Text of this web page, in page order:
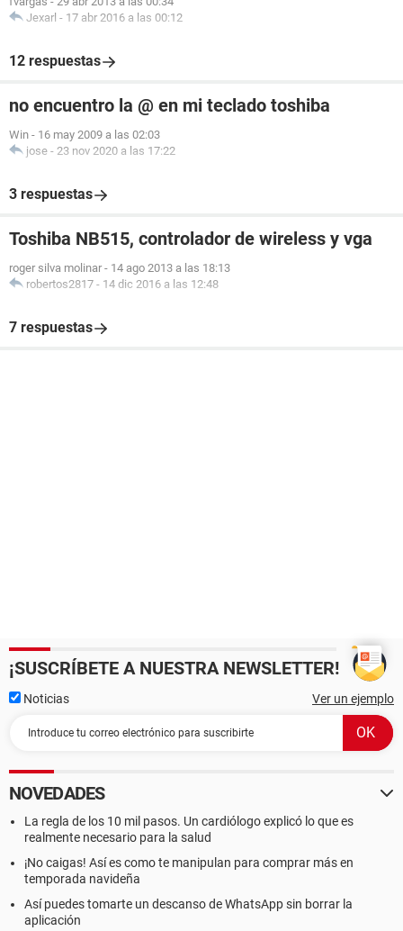
Jexarl - 17 abr 2016 a las 00:12
12 respuestas
no encuentro la @ en mi teclado toshiba
Win - 16 may 2009 a las 02:03
jose - 23 nov 2020 a las 17:22
3 respuestas
Toshiba NB515, controlador de wireless y vga
roger silva molinar - 14 ago 2013 a las 18:13
robertos2817 - 14 dic 2016 a las 12:48
7 respuestas
¡SUSCRÍBETE A NUESTRA NEWSLETTER!
Noticias Ver un ejemplo
NOVEDADES
La regla de los 10 mil pasos. Un cardiólogo explicó lo que es
realmente necesario para la salud
¡No caigas! Así es como te manipulan para comprar más en
temporada navideña
Así puedes tomarte un descanso de WhatsApp sin borrar la
aplicación